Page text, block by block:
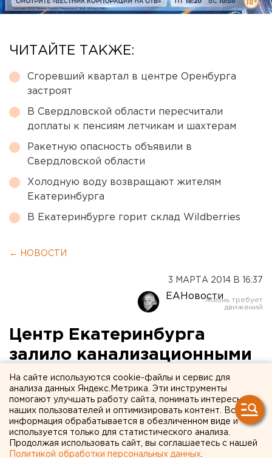
ЧИТАЙТЕ ТАКЖЕ:
Сгоревший квартал в центре Оренбурга
застроят
В Свердловской области пересчитали
доплаты к пенсиям летчикам и шахтерам
Ракетную опасность объявили в
Свердловской области
Холодную воду возвращают жителям
Екатеринбурга
В Екатеринбурге горит склад Wildberries
← НОВОСТИ
3 МАРТА 2014 В 16:37
ЕАНовости
Центр Екатеринбурга
залило канализационными
стоками
Улицы Радищева и Сакко и Ванцетти в
Екатеринбурге затопило канализационными
стоками.
На сайте используются cookie-файлы и сервис для
анализа данных Яндекс.Метрика. Эти инструменты
помогают улучшать работу сайта, понимать интересы
наших пользователей и оптимизировать контент. Вся
информация обрабатывается в обезличенном виде и
используется только для статистического анализа.
Продолжая использовать сайт, вы соглашаетесь с нашей
Политикой обработки персональных данных